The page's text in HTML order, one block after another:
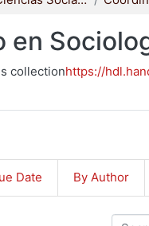
en
collectionhttps://
Date By Author